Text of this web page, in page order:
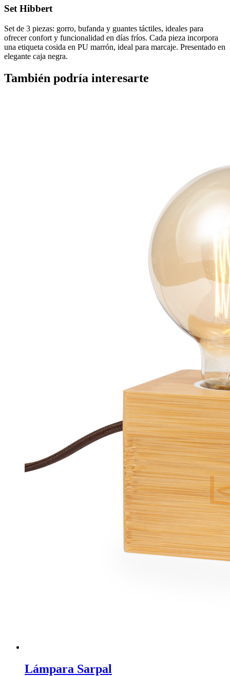
Set Hibbert
Set de 3 piezas: gorro, bufanda y guantes táctiles, ideales para
ofrecer confort y funcionalidad en días fríos. Cada pieza incorpora
una etiqueta cosida en PU marrón, ideal para marcaje. Presentado en
elegante caja negra.
También podría interesarte
Lámpara Sarpal